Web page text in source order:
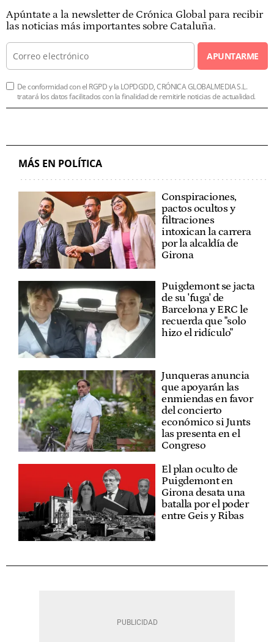
Apúntate a la newsletter de Crónica Global para recibir
las noticias más importantes sobre Cataluña.
APUNTARME
De conformidad con el RGPD y la LOPDGDD, CRÓNICA GLOBALMEDIA S.L.
tratará los datos facilitados con la finalidad de remitirle noticias de actualidad.
MÁS EN POLÍTICA
Conspiraciones,
pactos ocultos y
filtraciones
intoxican la carrera
por la alcaldía de
Girona
Puigdemont se jacta
de su 'fuga' de
Barcelona y ERC le
recuerda que "solo
hizo el ridículo"
Junqueras anuncia
que apoyarán las
enmiendas en favor
del concierto
económico si Junts
las presenta en el
Congreso
El plan oculto de
Puigdemont en
Girona desata una
batalla por el poder
entre Geis y Ribas